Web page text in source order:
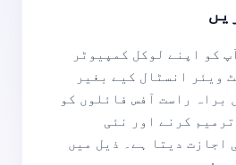
کو اپنے لوکل کمپیوٹر
ویئر انسٹال کیے بغیر
براہ راست آفس فائلوں کو
کرنے اور نئی
اجازت دیتا ہے۔ ذیل میں